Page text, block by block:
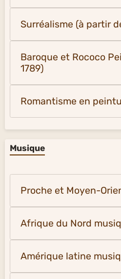
Surréalisme (à partir
Baroque et Rococo
1789)
Romantisme en
Musique
Proche et Moyen-
Afrique du Nord
Amérique latine